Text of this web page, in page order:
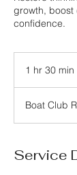
growth, boost
confidence.
1 hr 30 min
Boat Club
Service